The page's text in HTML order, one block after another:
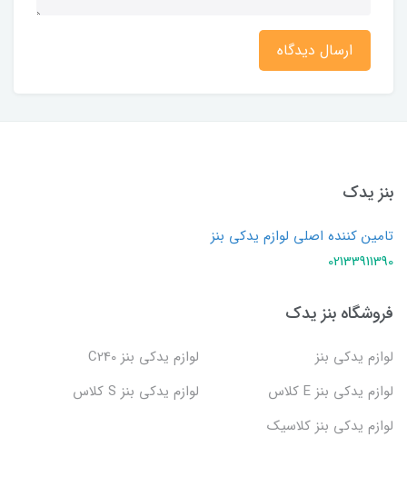
ارسال دیدگاه
بنز یدک
تامین کننده اصلی لوازم یدکی بنز
02133911390
فروشگاه بنز یدک
لوازم یدکی بنز
لوازم یدکی بنز C240
لوازم یدکی بنز E کلاس
لوازم یدکی بنز S کلاس
لوازم یدکی بنز کلاسیک